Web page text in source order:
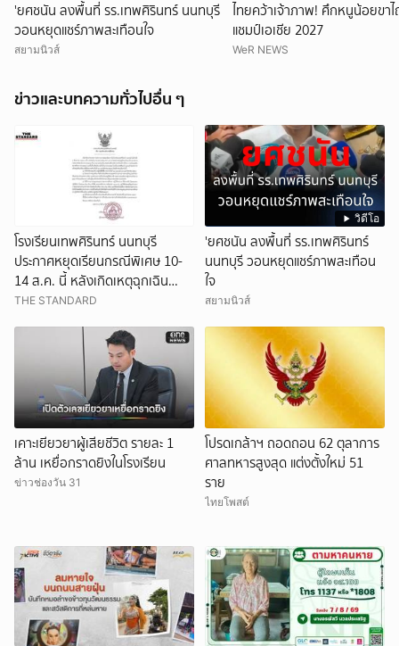
'ยศชนัน ลงพื้นที่ รร.เทพศิรินทร์ นนทบุรี
วอนหยุดแชร์ภาพสะเทือนใจ
สยามนิวส์
ไทยคว้าเจ้าภาพ! ศึกหนูน้อยขา
แชมป์เอเชีย 2027
WeR NEWS
ข่าวและบทความทั่วไปอื่น ๆ
โรงเรียนเทพศิรินทร์ นนทบุรี
ประกาศหยุดเรียนกรณีพิเศษ 10-
14 ส.ค. นี้ หลังเกิดเหตุฉุกเฉิน
ภายในสถานศึกษา
THE STANDARD
วิดีโอ
'ยศชนัน ลงพื้นที่ รร.เทพศิรินทร์
นนทบุรี วอนหยุดแชร์ภาพสะเทือน
ใจ
สยามนิวส์
เคาะเยียวยาผู้เสียชีวิต รายละ 1
ล้าน เหยื่อกราดยิงในโรงเรียน
ข่าวช่องวัน 31
โปรดเกล้าฯ ถอดถอน 62 ตุลาการ
ศาลทหารสูงสุด แต่งตั้งใหม่ 51
ราย
ไทยโพสต์